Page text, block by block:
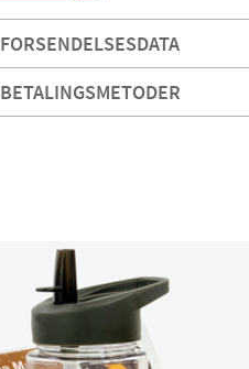
FORSENDELSESDATA
BETALINGSMETODER